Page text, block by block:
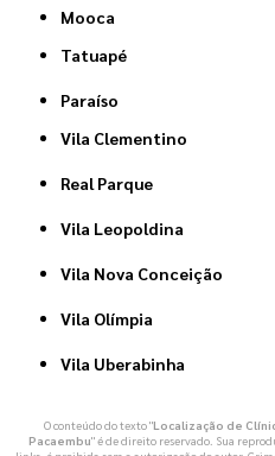
Mooca
Tatuapé
Paraíso
Vila Clementino
Real Parque
Vila Leopoldina
Vila Nova Conceição
Vila Olímpia
Vila Uberabinha
O conteúdo do texto "Localização de
Pacaembu" é de direito reservado. Sua